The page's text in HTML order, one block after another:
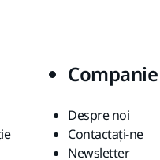
Companie
Despre noi
Contactaţi-ne
Newsletter